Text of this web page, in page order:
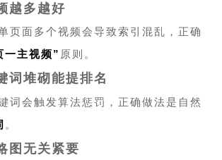
越多越好
页面多个视频会导致索引混乱，正确
一主视频” 原则。
词堆砌能提排名
词会触发算法惩罚，正确做法是自然
。
图无关紧要